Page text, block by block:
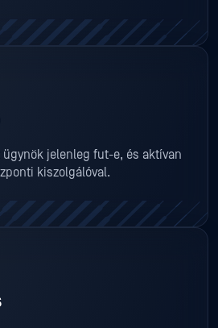
ügynök jelenleg fut-e, és aktívan
kiszolgálóval.